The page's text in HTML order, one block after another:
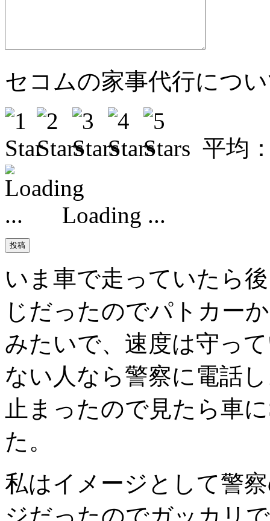
セコムの家事代行につ
平均
Loading ...
いま車で走っていたら
じだったのでパトカー
みたいで、速度は守っ
ない人なら警察に電話
止まったので見たら車
た。
私はイメージとして警